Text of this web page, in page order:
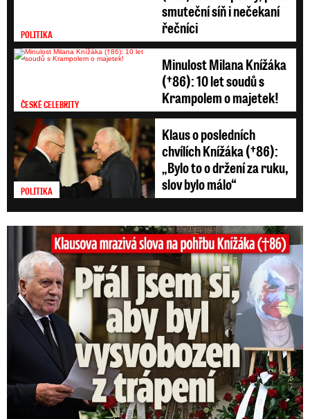
POLITIKA
smuteční síň i nečekaní
řečníci
ČESKÉ CELEBRITY
Minulost Milana Knížáka
(†86): 10 let soudů s
Krampolem o majetek!
POLITIKA
Klaus o posledních
chvílích Knížáka (†86):
„Bylo to o držení za ruku,
slov bylo málo“
Klausova mrazivá slova na pohřbu Knížáka: Přál jsem si...